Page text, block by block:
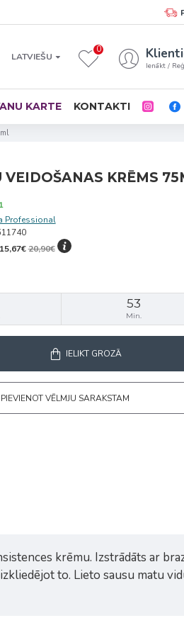
LATVIEŠU
0
Ienākt /
KARTE KONTAKTI
KRĒMS
53
Min.
1
Professional
15,67€20,90€
IELIKT GROZĀ
PIEVIENOT VĒLMJU SARAKSTAM
krēmu. Izstrādāts ar
to. Lieto sausu matu